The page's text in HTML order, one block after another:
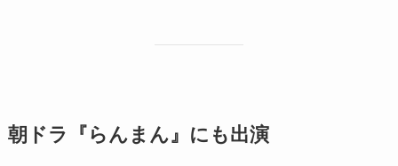
朝ドラ『らんまん』にも出演